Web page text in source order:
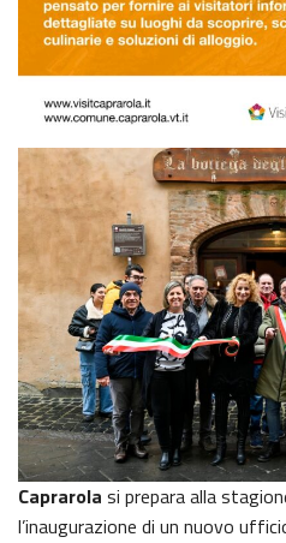
Caprarola si prepara alla
l’inaugurazione di un nuovo